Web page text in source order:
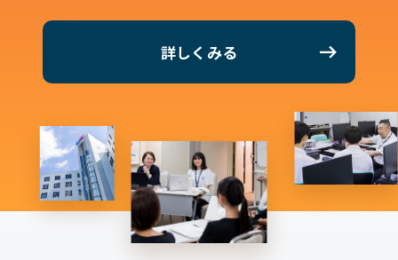
詳しくみる